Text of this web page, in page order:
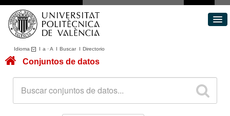
Idioma I a ·A I BuscarI Directorio
Conjuntos de datos
Acerca de
Portal de Transparencia
Conjuntos de datos